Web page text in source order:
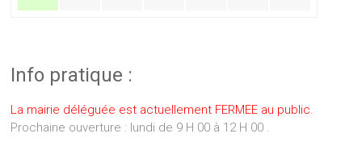
Info pratique :
La mairie déléguée est actuellement FERMEE au public.
Prochaine ouverture : lundi de 9 H 00 à 12 H 00 .